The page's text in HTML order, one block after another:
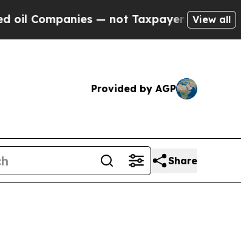
— not Taxpayers — the Chance to
View all
Provided by AGP
Share